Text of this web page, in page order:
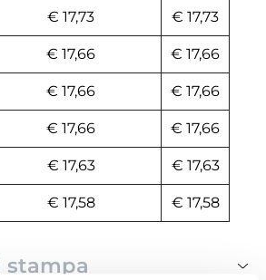
€ 17,73 € 17,73
€ 17,66 € 17,66
€ 17,66 € 17,66
€ 17,66 € 17,66
€ 17,63 € 17,63
€ 17,58 € 17,58
stampa